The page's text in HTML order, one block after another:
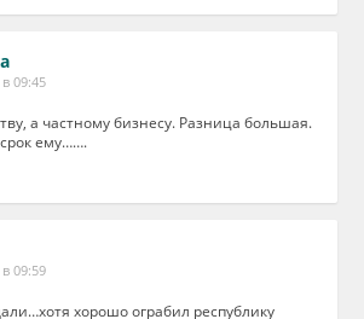
09:45
а частному бизнесу. Разница большая.
ему…….
09:59
хорошо ограбил республику